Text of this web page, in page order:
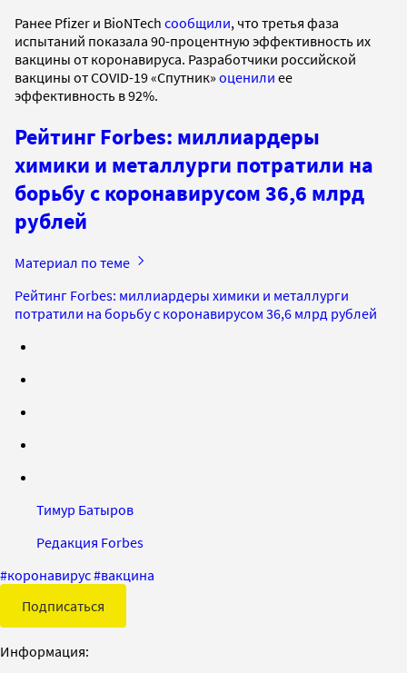
Ранее Pfizer и BioNTech сообщили, что третья фаза
испытаний показала 90-процентную эффективность их
вакцины от коронавируса. Разработчики российской
вакцины от COVID-19 «Спутник» оценили ее
эффективность в 92%.
Рейтинг Forbes: миллиардеры
химики и металлурги потратили на
борьбу с коронавирусом 36,6 млрд
рублей
Материал по теме
Рейтинг Forbes: миллиардеры химики и металлурги
потратили на борьбу с коронавирусом 36,6 млрд рублей
Тимур Батыров
Редакция Forbes
#коронавирус#вакцина
Подписаться
Информация: